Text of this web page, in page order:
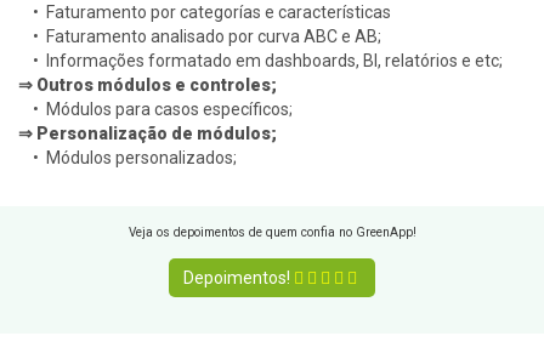
• Faturamento por categorías e características
• Faturamento analisado por curva ABC e AB;
• Informações formatado em dashboards, BI, relatórios e etc;
⇒ Outros módulos e controles;
• Módulos para casos específicos;
⇒ Personalização de módulos;
• Módulos personalizados;
Veja os depoimentos de quem confia no GreenApp!
Depoimentos!